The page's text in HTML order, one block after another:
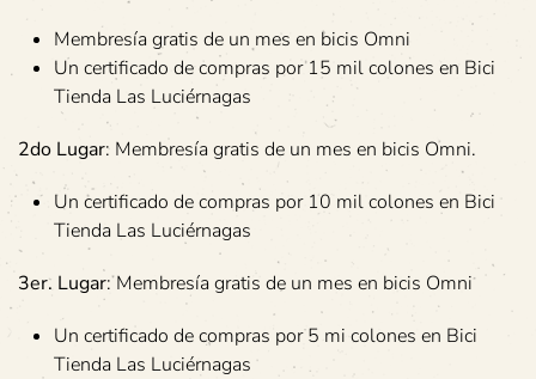
Membresía gratis de un mes en bicis Omni
Un certificado de compras por 15 mil colones en Bici
Tienda Las Luciérnagas
2do Lugar: Membresía gratis de un mes en bicis Omni.
Un certificado de compras por 10 mil colones en Bici
Tienda Las Luciérnagas
3er. Lugar: Membresía gratis de un mes en bicis Omni
Un certificado de compras por 5 mi colones en Bici
Tienda Las Luciérnagas